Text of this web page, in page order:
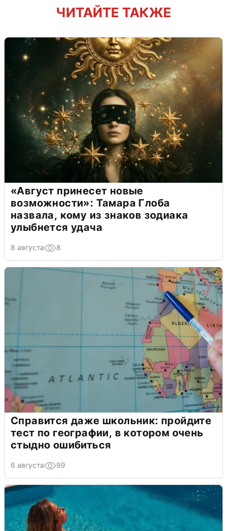
ЧИТАЙТЕ ТАКЖЕ
«Август принесет новые
возможности»: Тамара Глоба
назвала, кому из знаков зодиака
улыбнется удача
8 августа 8
Справится даже школьник: пройдите
тест по географии, в котором очень
стыдно ошибиться
6 августа 99